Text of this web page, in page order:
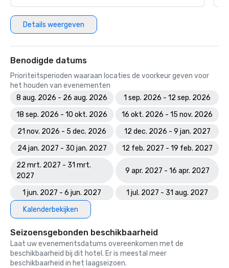
Details weergeven
Benodigde datums
Prioriteitsperioden waaraan locaties de voorkeur geven voor
het houden van evenementen
8 aug. 2026 - 26 aug. 2026
1 sep. 2026 - 12 sep. 2026
18 sep. 2026 - 10 okt. 2026
16 okt. 2026 - 15 nov. 2026
21 nov. 2026 - 5 dec. 2026
12 dec. 2026 - 9 jan. 2027
24 jan. 2027 - 30 jan. 2027
12 feb. 2027 - 19 feb. 2027
22 mrt. 2027 - 31 mrt.
2027
9 apr. 2027 - 16 apr. 2027
1 jun. 2027 - 6 jun. 2027
1 jul. 2027 - 31 aug. 2027
Kalenderbekijken
Seizoensgebonden beschikbaarheid
Laat uw evenementsdatums overeenkomen met de
beschikbaarheid bij dit hotel. Er is meestal meer
beschikbaarheid in het laagseizoen.